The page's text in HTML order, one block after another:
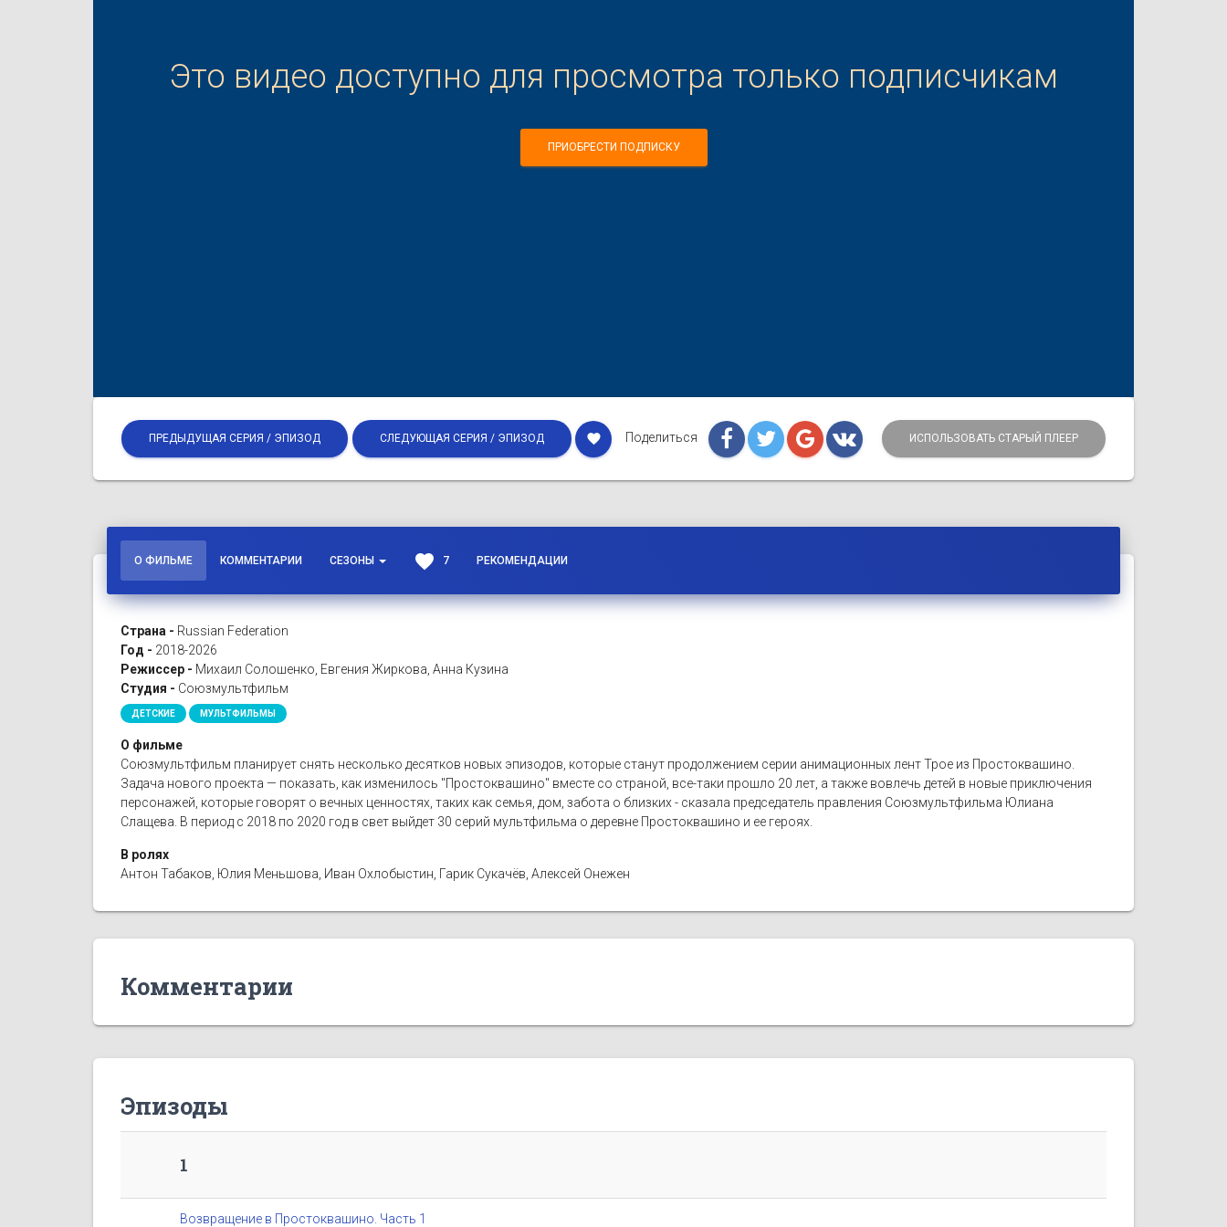
Это видео доступно для просмотра только подписчикам
ПРИОБРЕСТИ ПОДПИСКУ
ПРЕДЫДУЩАЯ СЕРИЯ / ЭПИЗОД СЛЕДУЮЩАЯ СЕРИЯ / ЭПИЗОД favorite Поделиться ИСПОЛЬЗОВАТЬ СТАРЫЙ ПЛЕЕР
О ФИЛЬМЕ КОММЕНТАРИИ СЕЗОНЫ favorite 7 РЕКОМЕНДАЦИИ
Страна - Russian Federation
Год - 2018-2026
Режиссер - Михаил Солошенко, Евгения Жиркова, Анна Кузина
Студия - Союзмультфильм
ДЕТСКИЕ МУЛЬТФИЛЬМЫ
О фильме
Союзмультфильм планирует снять несколько десятков новых эпизодов, которые станут продолжением серии анимационных лент Трое из Простоквашино.
Задача нового проекта — показать, как изменилось "Простоквашино" вместе со страной, все-таки прошло 20 лет, а также вовлечь детей в новые приключения
персонажей, которые говорят о вечных ценностях, таких как семья, дом, забота о близких - сказала председатель правления Союзмультфильма Юлиана
Слащева. В период с 2018 по 2020 год в свет выйдет 30 серий мультфильма о деревне Простоквашино и ее героях.
В ролях
Антон Табаков, Юлия Меньшова, Иван Охлобыстин, Гарик Сукачёв, Алексей Онежен
Комментарии
Эпизоды
1
Возвращение в Простоквашино. Часть 1